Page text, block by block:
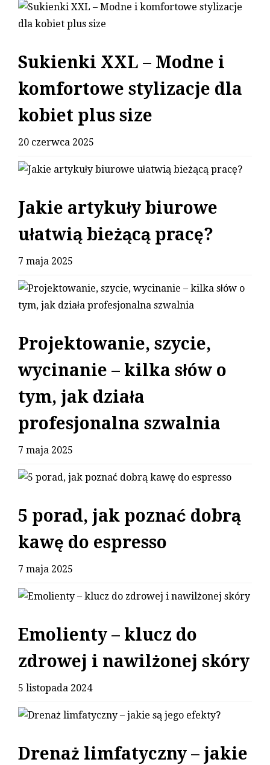
Sukienki XXL – Modne i
komfortowe stylizacje dla
kobiet plus size
20 czerwca 2025
Jakie artykuły biurowe
ułatwią bieżącą pracę?
7 maja 2025
Projektowanie, szycie,
wycinanie – kilka słów o
tym, jak działa
profesjonalna szwalnia
7 maja 2025
5 porad, jak poznać dobrą
kawę do espresso
7 maja 2025
Emolienty – klucz do
zdrowej i nawilżonej skóry
5 listopada 2024
Drenaż limfatyczny – jakie